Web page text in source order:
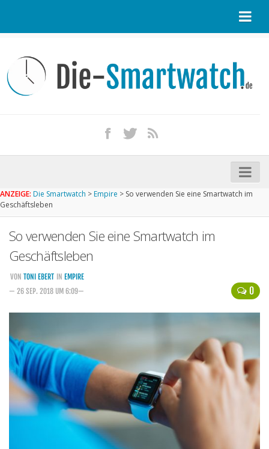
Kontakt / Tipp geben
Impressum
iPhone kaufen
Startseite
Kommende Smartwatches
Handytarife
BASE
Datentarife
o2
Smartphonetarife
Prepaid-Tarife
Datentarife
ANZEIGE: Die Smartwatch >Empire > So verwenden Sie eine Smartwatch im
Geschäftsleben
So verwenden Sie eine Smartwatch im
Geschäftsleben
0
VON TONI EBERT IN EMPIRE
— 26 SEP. 2018 UM 6:09—